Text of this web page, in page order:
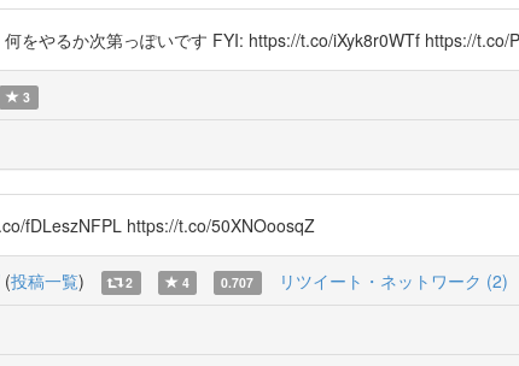
をやるか次第っぽいです FYI: https://t.co/iXyk8r0WTf https://t.co/
3
fDLeszNFPL https://t.co/50XNOoosqZ
(投稿一覧) 2 4 0.707 リツイート・ネットワーク (2)